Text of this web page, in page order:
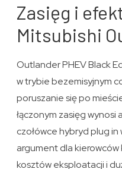
Zasięg i
Mitsubishi
Outlander PHEV Black
w trybie bezemisyjnym
poruszanie się po
łączonym zasięg wynosi
czołówce hybryd plug in
argument dla
kosztów eksploatacji i